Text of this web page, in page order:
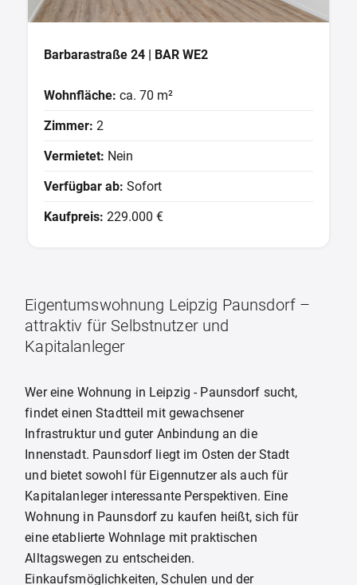
Barbarastraße 24 | BAR WE2
Wohnfläche: ca. 70 m²
Zimmer: 2
Vermietet: Nein
Verfügbar ab: Sofort
Kaufpreis: 229.000 €
Eigentumswohnung Leipzig Paunsdorf –
attraktiv für Selbstnutzer und
Kapitalanleger
Wer eine Wohnung in Leipzig - Paunsdorf sucht,
findet einen Stadtteil mit gewachsener
Infrastruktur und guter Anbindung an die
Innenstadt. Paunsdorf liegt im Osten der Stadt
und bietet sowohl für Eigennutzer als auch für
Kapitalanleger interessante Perspektiven. Eine
Wohnung in Paunsdorf zu kaufen heißt, sich für
eine etablierte Wohnlage mit praktischen
Alltagswegen zu entscheiden.
Einkaufsmöglichkeiten, Schulen und der